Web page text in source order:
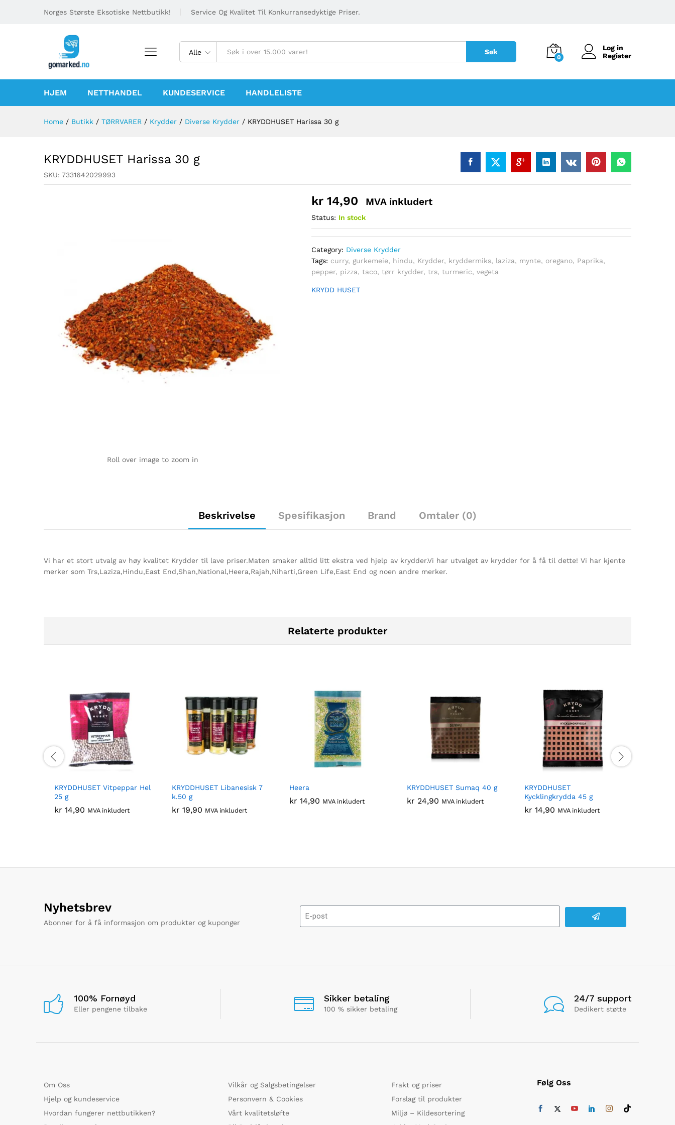
Norges Største Eksotiske Nettbutikk! Service Og Kvalitet Til Konkurransedyktige Priser.
Alle Søk
0
Log in
Register
HJEM NETTHANDEL KUNDESERVICE HANDLELISTE
Home / Butikk / TØRRVARER / Krydder / Diverse Krydder / KRYDDHUSET Harissa 30 g
KRYDDHUSET Harissa 30 g
SKU: 7331642029993
Roll over image to zoom in
kr 14,90 MVA inkludert
Status: In stock
Category: Diverse Krydder
Tags: curry, gurkemeie, hindu, Krydder, kryddermiks, laziza, mynte, oregano, Paprika,
pepper, pizza,taco,tørr krydder,trs,turmeric,vegeta
KRYDD HUSET
Beskrivelse Spesifikasjon Brand Omtaler (0)
Vi har et stort utvalg av høy kvalitet Krydder til lave priser.Maten smaker alltid litt ekstra ved hjelp av krydder.Vi har utvalget av krydder for å få til dette! Vi har kjente
merker som Trs,Laziza,Hindu,East End,Shan,National,Heera,Rajah,Niharti,Green Life,East End og noen andre merker.
Relaterte produkter
KRYDDHUSET Vitpeppar Hel
25 g
kr 14,90 MVA inkludert
KRYDDHUSET Libanesisk 7
k.50 g
kr 19,90 MVA inkludert
Heera
kr 14,90 MVA inkludert
KRYDDHUSET Sumaq 40 g
kr 24,90 MVA inkludert
KRYDDHUSET
Kycklingkrydda 45 g
kr 14,90 MVA inkludert
Nyhetsbrev
Abonner for å få informasjon om produkter og kuponger
100% Fornøyd
Eller pengene tilbake
Sikker betaling
100 % sikker betaling
24/7 support
Dedikert støtte
Om Oss
Hjelp og kundeservice
Hvordan fungerer nettbutikken?
Vilkår og Salgsbetingelser
Personvern & Cookies
Vårt kvalitetsløfte
Frakt og priser
Forslag til produkter
Miljø – Kildesortering
Følg Oss